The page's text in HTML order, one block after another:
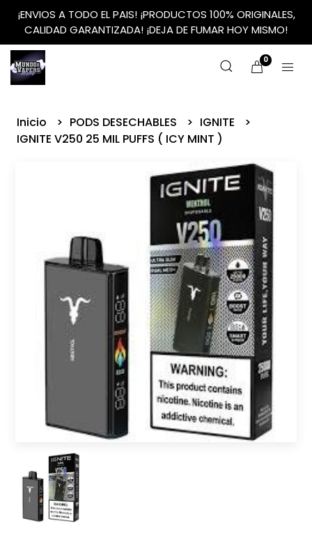
¡ENVIOS A TODO EL PAIS! ¡PRODUCTOS 100% ORIGINALES,
CALIDAD GARANTIZADA! ¡DEJA DE FUMAR HOY MISMO!
0
Inicio PODS DESECHABLES
IGNITE
IGNITE V250 25 MIL PUFFS ( ICY MINT )